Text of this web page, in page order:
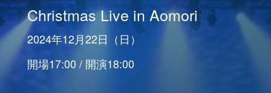
Christmas Live in Aomori
2024年12月22日（日）
開場17:00 / 開演18:00